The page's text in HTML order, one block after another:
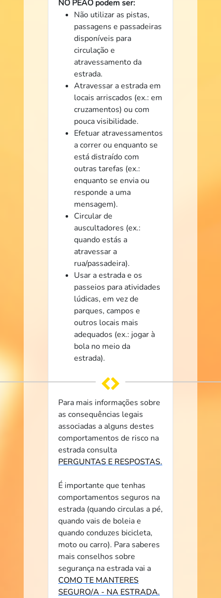
NO PEÃO podem ser:
Não utilizar as pistas,
passagens e passadeiras
disponíveis para
circulação e
atravessamento da
estrada.
Atravessar a estrada em
locais arriscados (ex.: em
cruzamentos) ou com
pouca visibilidade.
Efetuar atravessamentos
a correr ou enquanto se
está distraído com
outras tarefas (ex.:
enquanto se envia ou
responde a uma
mensagem).
Circular de
auscultadores (ex.:
quando estás a
atravessar a
rua/passadeira).
Usar a estrada e os
passeios para atividades
lúdicas, em vez de
parques, campos e
outros locais mais
adequados (ex.: jogar à
bola no meio da
estrada).
Para mais informações sobre
as consequências legais
associadas a alguns destes
comportamentos de risco na
estrada consulta
PERGUNTAS E RESPOSTAS.
É importante que tenhas
comportamentos seguros na
estrada (quando circulas a pé,
quando vais de boleia e
quando conduzes bicicleta,
moto ou carro). Para saberes
mais conselhos sobre
segurança na estrada vai a
COMO TE MANTERES
SEGURO/A - NA ESTRADA.